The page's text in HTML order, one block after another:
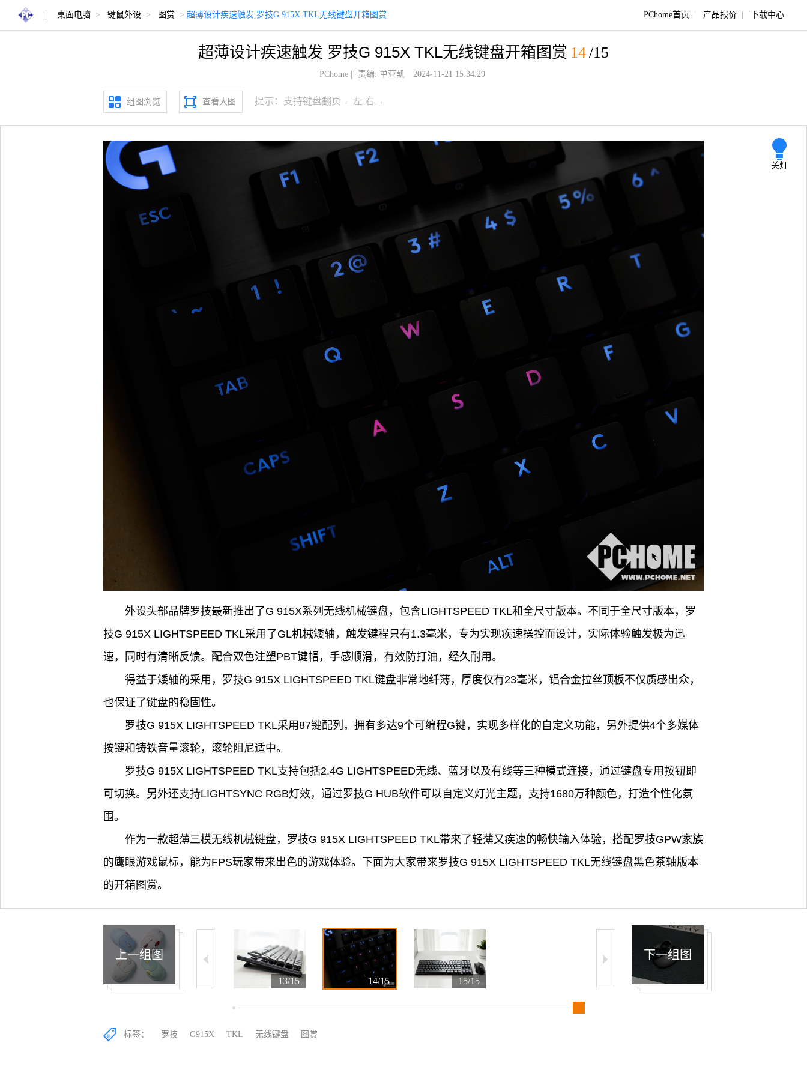
桌面电脑 > 键鼠外设 > 图赏 > 超薄设计疾速触发 罗技G 915X TKL无线键盘开箱图赏 PChome首页 产品报价 下载中心
超薄设计疾速触发 罗技G 915X TKL无线键盘开箱图赏 14/15
PChome| 责编: 单亚凯 2024-11-21 15:34:29
组图浏览 查看大图 提示：支持键盘翻页 ←左 右→
关灯
外设头部品牌罗技最新推出了G 915X系列无线机械键盘，包含LIGHTSPEED TKL和全尺寸版本。不同于全尺寸版本，罗
技G 915X LIGHTSPEED TKL采用了GL机械矮轴，触发键程只有1.3毫米，专为实现疾速操控而设计，实际体验触发极为迅
速，同时有清晰反馈。配合双色注塑PBT键帽，手感顺滑，有效防打油，经久耐用。
得益于矮轴的采用，罗技G 915X LIGHTSPEED TKL键盘非常地纤薄，厚度仅有23毫米，铝合金拉丝顶板不仅质感出众，
也保证了键盘的稳固性。
罗技G 915X LIGHTSPEED TKL采用87键配列，拥有多达9个可编程G键，实现多样化的自定义功能，另外提供4个多媒体
按键和铸铁音量滚轮，滚轮阻尼适中。
罗技G 915X LIGHTSPEED TKL支持包括2.4G LIGHTSPEED无线、蓝牙以及有线等三种模式连接，通过键盘专用按钮即
可切换。另外还支持LIGHTSYNC RGB灯效，通过罗技G HUB软件可以自定义灯光主题，支持1680万种颜色，打造个性化氛
围。
作为一款超薄三模无线机械键盘，罗技G 915X LIGHTSPEED TKL带来了轻薄又疾速的畅快输入体验，搭配罗技GPW家族
的鹰眼游戏鼠标，能为FPS玩家带来出色的游戏体验。下面为大家带来罗技G 915X LIGHTSPEED TKL无线键盘黑色茶轴版本
的开箱图赏。
11/15 13/15 14/15 15/15
上一组图 下一组图
标签： 罗技 G915X TKL 无线键盘 图赏